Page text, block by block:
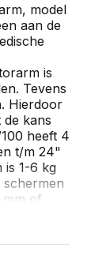
model
aan de
is
Tevens
Hierdoor
kans
heeft 4
t/m 24"
is 1-6 kg
of
een van